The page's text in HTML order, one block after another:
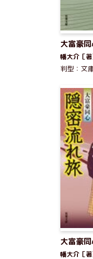
大富豪
幡大介［著
判型：文
大富豪
幡大介［著